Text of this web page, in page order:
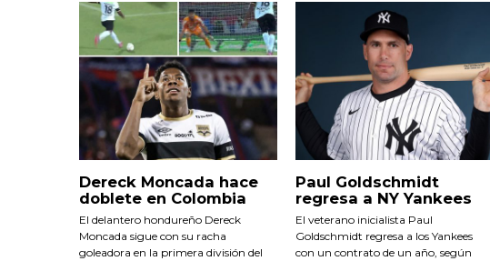
Dereck Moncada hace
doblete en Colombia
El delantero hondureño Dereck
Moncada sigue con su racha
goleadora en la primera división del
Paul Goldschmidt
regresa a NY Yankees
El veterano inicialista Paul
Goldschmidt regresa a los Yankees
con un contrato de un año, según